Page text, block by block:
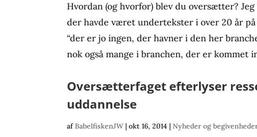
Hvordan (og hvorfor) blev du oversætter?
der havde været undertekster i over 20 år
“der er jo ingen, der havner i den her
nok også mange i branchen, der er kommet
Oversætterfaget efterlyser
uddannelse
afBabelfiskenJW |okt 16, 2014 |Nyheder og